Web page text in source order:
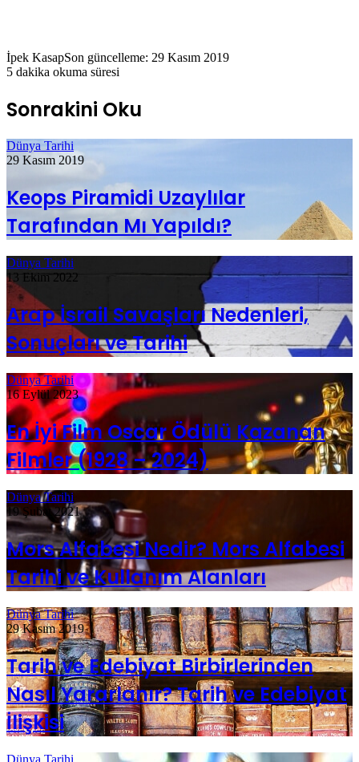
İpek KasapSon güncelleme: 29 Kasım 2019
5 dakika okuma süresi
Sonrakini Oku
Dünya Tarihi
29 Kasım 2019
Keops Piramidi Uzaylılar
Tarafından Mı Yapıldı?
Dünya Tarihi
13 Ekim 2022
Arap İsrail Savaşları Nedenleri,
Sonuçları ve Tarihi
Dünya Tarihi
16 Eylül 2023
En İyi Film Oscar Ödülü Kazanan
Filmler (1928 – 2024)
Dünya Tarihi
19 Şubat 2021
Mors Alfabesi Nedir? Mors Alfabesi
Tarihi ve Kullanım Alanları
Dünya Tarihi
29 Kasım 2019
Tarih ve Edebiyat Birbirlerinden
Nasıl Yararlanır? Tarih ve Edebiyat
İlişkisi
Dünya Tarihi